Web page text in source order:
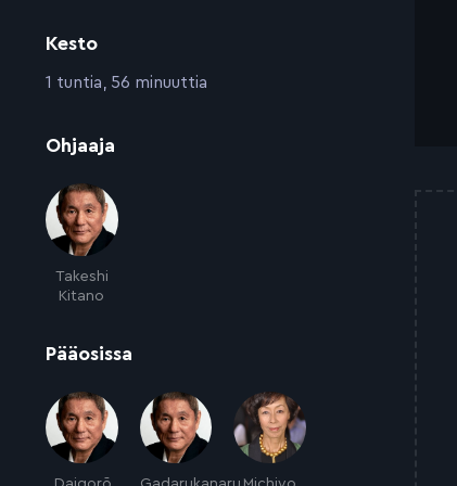
Kesto
:1 tuntia, 56 minuuttia
Ohjaaja
Takeshi
Kitano
Pääosissa